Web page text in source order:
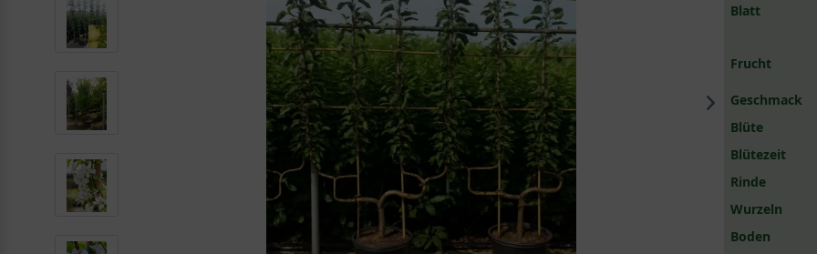
Blatt
Frucht
Geschmack
Blüte
Blütezeit
Rinde
Wurzeln
Boden